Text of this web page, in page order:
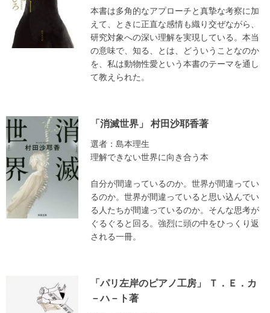
本書は多角的なアプローチと真摯な考察に加
えて、ときに正直な感情も織り交ぜながら、
研究対象への深い理解を実現している。本当
の意味で、知る、とは、どういうことなのか
を、私は動物性愛という本書のテーマを通し
て教えられた。
「消滅世界」 村田沙耶香著
選者：島本理生
理解できない世界に向き合う本
自分が間違っているのか。世界が間違ってい
るのか。世界が間違っていると思い込んでい
る人たちが間違っているのか。そんな思考が
ぐるぐると回る。強烈に頭の中をひっくり返
される一冊。
「パリ左岸のピアノ工房」 Ｔ．Ｅ．カ
－ハ－ト著